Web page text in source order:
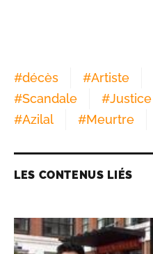
#décès #Artiste
#Scandale #Justice
#Azilal #Meurtre
LES CONTENUS LIÉS